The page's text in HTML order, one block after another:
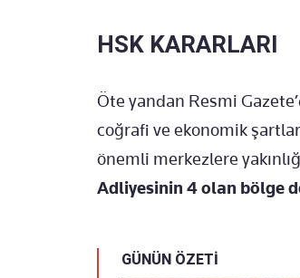
HSK KARARLARI
Öte yandan Resmi
coğrafi ve ekonomik
önemli merkezlere
Adliyesinin 4 olan bölge
GÜNÜN ÖZETİ